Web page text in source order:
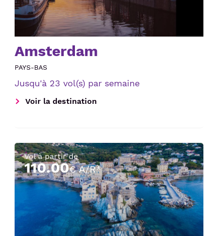
Amsterdam
PAYS-BAS
Jusqu'à 23 vol(s) par semaine
Voir la destination
Vol à partir de
110.00€ A/R*